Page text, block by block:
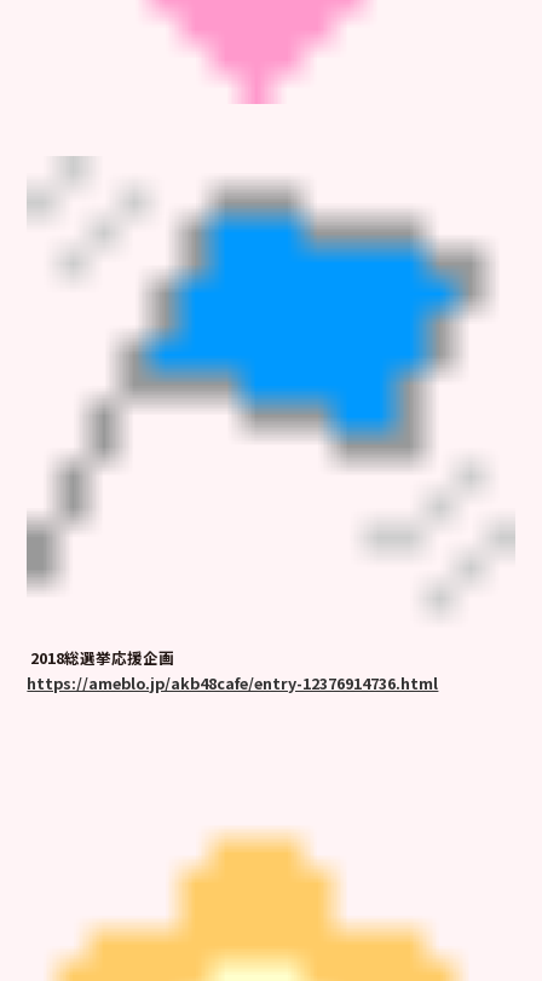
2018総選挙応援企画
https://ameblo.jp/akb48cafe/entry-12376914736.html